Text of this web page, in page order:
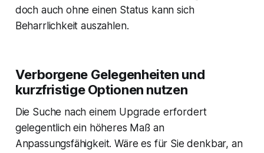
doch auch ohne einen Status kann sich
Beharrlichkeit auszahlen.
Verborgene Gelegenheiten und
kurzfristige Optionen nutzen
Die Suche nach einem Upgrade erfordert
gelegentlich ein höheres Maß an
Anpassungsfähigkeit. Wäre es für Sie denkbar, an